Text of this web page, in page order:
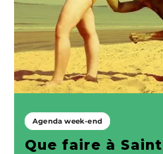
Agenda week-end
Que faire à